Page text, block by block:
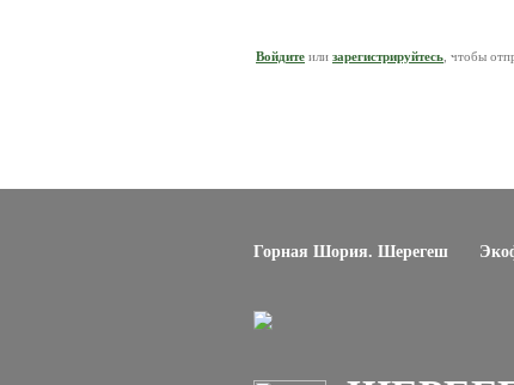
Войдите или зарегистрируйтесь , чтобы
Горная Шория. Шерегеш